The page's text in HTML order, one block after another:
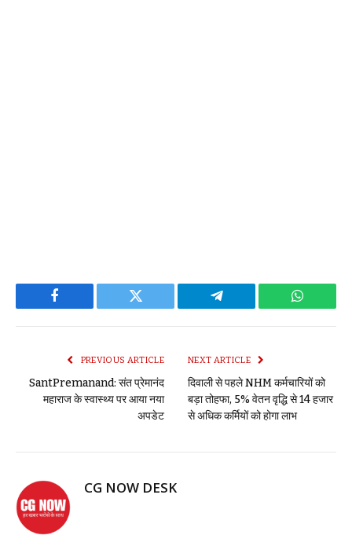
Facebook Twitter Telegram
PREVIOUS ARTICLE
SantPremanand: संत प्रेमानंद
महाराज के स्वास्थ्य पर आया नया
अपडेट
NEXT ARTICLE
दिवाली से पहले NHM कर्मचारियों को
बड़ा तोहफा, 5% वेतन वृद्धि से 14 हजार
से अधिक कर्मियों को होगा लाभ
CG NOW DESK